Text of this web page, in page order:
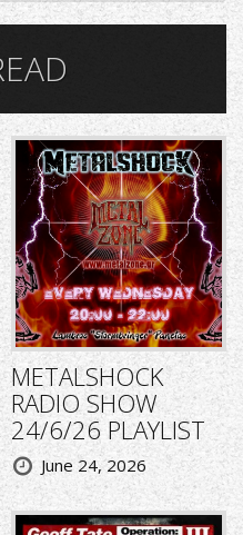
METALSHOCK
RADIO SHOW
24/6/26 PLAYLIST
June 24, 2026